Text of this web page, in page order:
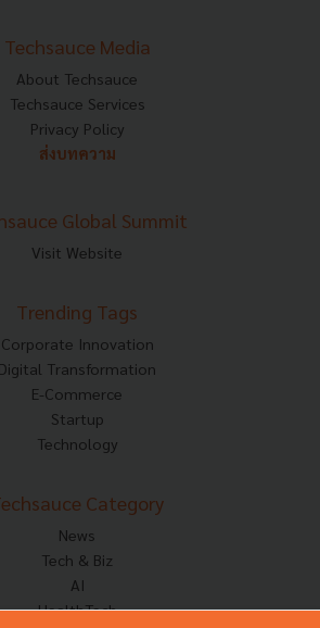
Techsauce Media
About Techsauce
Techsauce Services
Privacy Policy
ส่งบทความ
Global Summit
Visit Website
Trending Tags
Corporate Innovation
Digital Transformation
E-Commerce
Startup
Technology
Category
News
Tech & Biz
AI
HealthTech